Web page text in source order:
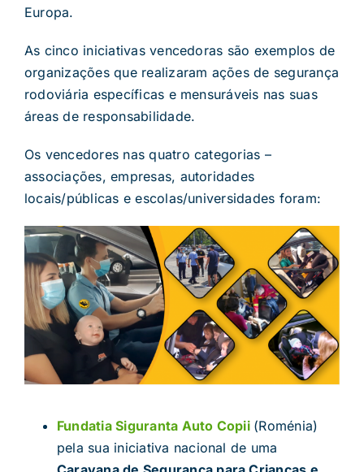
Europa.
As cinco iniciativas vencedoras são exemplos de
organizações que realizaram ações de segurança
rodoviária específicas e mensuráveis ​​nas suas
áreas de responsabilidade.
Os vencedores nas quatro categorias –
associações, empresas, autoridades
locais/públicas e escolas/universidades foram:
Fundatia Siguranta Auto Copii (Roménia)
pela sua iniciativa nacional de uma